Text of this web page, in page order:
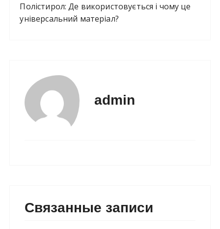
Полістирол: Де використовується і чому це
універсальний матеріал?
admin
Связанные записи